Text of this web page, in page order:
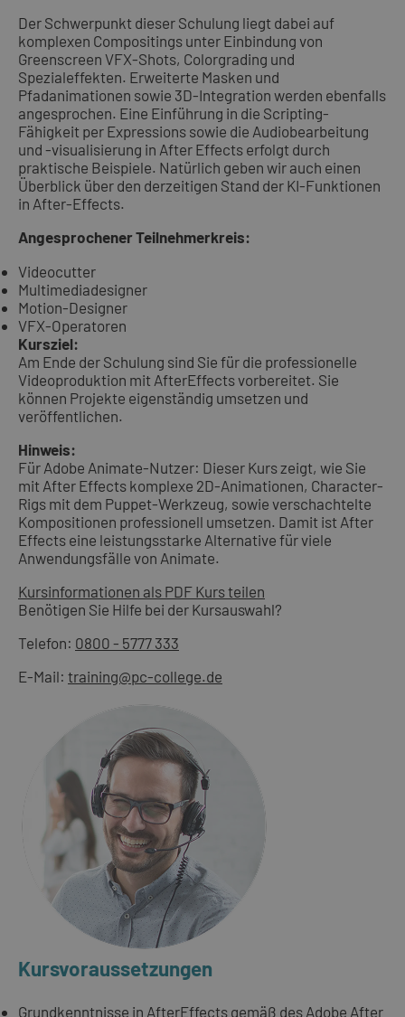
Der Schwerpunkt dieser Schulung liegt dabei auf
komplexen Compositings unter Einbindung von
Greenscreen VFX-Shots, Colorgrading und
Spezialeffekten. Erweiterte Masken und
Pfadanimationen sowie 3D-Integration werden ebenfalls
angesprochen. Eine Einführung in die Scripting-
Fähigkeit per Expressions sowie die Audiobearbeitung
und -visualisierung in After Effects erfolgt durch
praktische Beispiele. Natürlich geben wir auch einen
Überblick über den derzeitigen Stand der KI-Funktionen
in After-Effects.
Angesprochener Teilnehmerkreis:
Videocutter
Multimediadesigner
Motion-Designer
VFX-Operatoren
Kursziel:
Am Ende der Schulung sind Sie für die professionelle
Videoproduktion mit AfterEffects vorbereitet. Sie
können Projekte eigenständig umsetzen und
veröffentlichen.
Hinweis:
Für Adobe Animate-Nutzer: Dieser Kurs zeigt, wie Sie
mit After Effects komplexe 2D-Animationen, Character-
Rigs mit dem Puppet-Werkzeug, sowie verschachtelte
Kompositionen professionell umsetzen. Damit ist After
Effects eine leistungsstarke Alternative für viele
Anwendungsfälle von Animate.
Kursinformationen als PDF Kurs teilen
Benötigen Sie Hilfe bei der Kursauswahl?
Telefon: 0800 - 5777 333
E-Mail: training@pc-college.de
Kursvoraussetzungen
Grundkenntnisse in AfterEffects gemäß des Adobe After